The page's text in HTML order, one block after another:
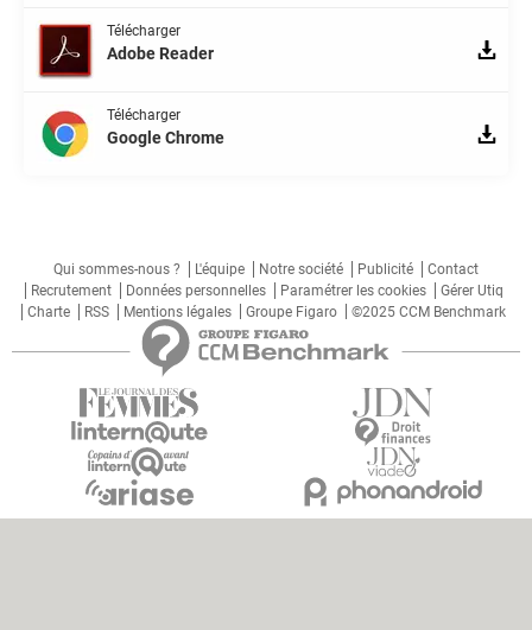
Télécharger
Adobe Reader
Télécharger
Google Chrome
Qui sommes-nous ? L'équipe Notre société Publicité
Contact
Recrutement
Données personnelles Paramétrer les cookies
Gérer Utiq
Charte
RSS Mentions légales Groupe Figaro ©2025 CCM Benchmark